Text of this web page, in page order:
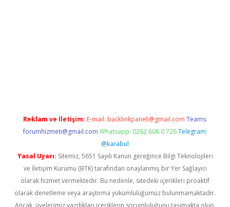
Reklam ve İletişim: E-mail: backlinkpaneli@gmail.com Teams:
forumhizmeti@gmail.com Whatsapp: 0262 606 0 726 Telegram:
@karabul
Yasal Uyarı: Sitemiz, 5651 Sayılı Kanun gereğince Bilgi Teknolojileri
ve İletişim Kurumu (BTK) tarafından onaylanmış bir Yer Sağlayıcı
olarak hizmet vermektedir. Bu nedenle, sitedeki içerikleri proaktif
olarak denetleme veya araştırma yükümlülüğümüz bulunmamaktadır.
Ancak, üyelerimiz yazdıkları içeriklerin sorumluluğunu taşımakta olup,